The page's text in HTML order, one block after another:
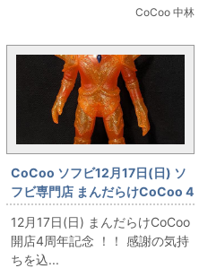
CoCoo 中林
CoCoo ソフビ12月17日(日) ソ
フビ専門店 まんだらけCoCoo 4
周年記念 「マーミット 世紀の大
怪獣シリーズ エースキラー ウル
トラエネルギーVer/クリアオレ
12月17日(日) まんだらけCoCoo
開店4周年記念 ！！ 感謝の気持
ちを込...